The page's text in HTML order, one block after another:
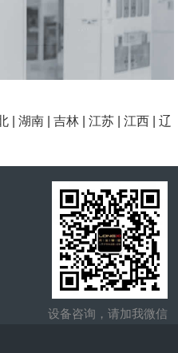
湖南 吉林 江苏 江西
辽
设备咨询，请加我微信